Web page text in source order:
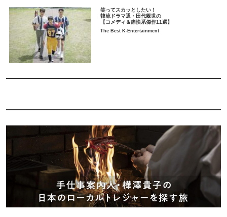
笑ってスカッとしたい！
韓流ドラマ通・田代親世の
【コメディ＆痛快系傑作11選】
The Best K-Entertainment